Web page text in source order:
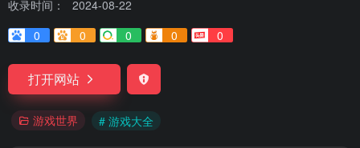
收录时间：
2024-08-22
0
0 0 0 0
打开网站
游戏世界 # 游戏大全